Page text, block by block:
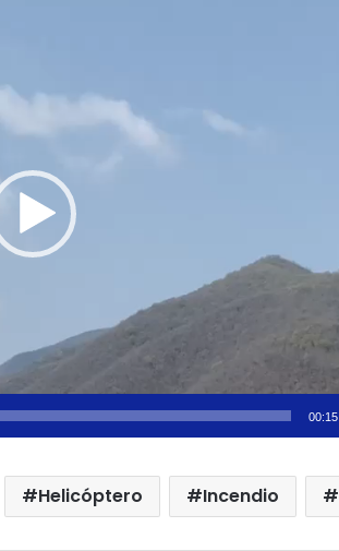
00:15
Helicóptero Incendio